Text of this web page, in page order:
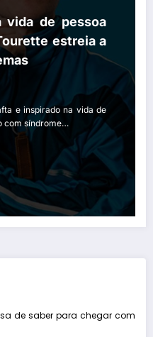
vida de pessoa
estreia a
e inspirado na vida de
com síndrome…
de saber para chegar com